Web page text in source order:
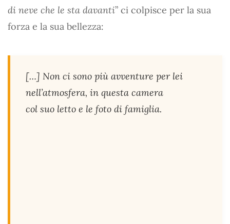
di neve che le sta davanti” ci colpisce per la sua
forza e la sua bellezza:
[…] Non ci sono più avventure per lei
nell’atmosfera, in questa camera
col suo letto e le foto di famiglia.